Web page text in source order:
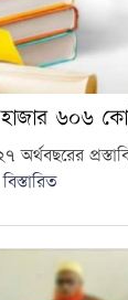
৬০৬
অর্থবছরের
বিস্তারিত